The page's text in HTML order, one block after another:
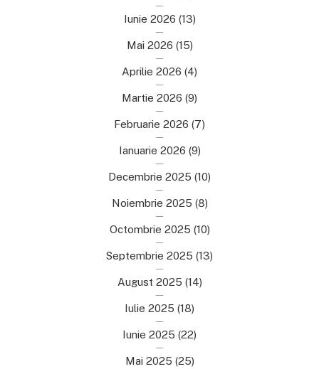
Iunie 2026 (13)
Mai 2026 (15)
Aprilie 2026 (4)
Martie 2026 (9)
Februarie 2026 (7)
Ianuarie 2026 (9)
Decembrie 2025 (10)
Noiembrie 2025 (8)
Octombrie 2025 (10)
Septembrie 2025 (13)
August 2025 (14)
Iulie 2025 (18)
Iunie 2025 (22)
Mai 2025 (25)